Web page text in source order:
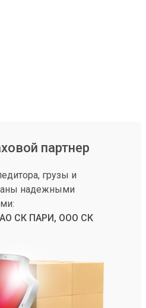
партнер
грузы и
надежными
СК ПАРИ, ООО СК